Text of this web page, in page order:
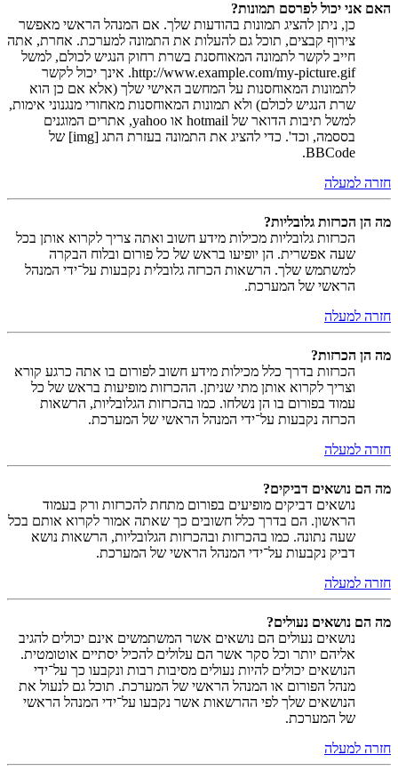
האם אני יכול לפרסם תמונות?
כן, ניתן להציג תמונות בהודעות שלך. אם המנהל הראשי מאפשר
צירוף קבצים, תוכל גם להעלות את התמונה למערכת. אחרת, אתה
חייב לקשר לתמונה המאוחסנת בשרת רחוק הנגיש לכולם, למשל
http://www.example.com/my-picture.gif. אינך יכול לקשר
לתמונות המאוחסנות על המחשב האישי שלך (אלא אם כן הוא
שרת הנגיש לכולם) ולא תמונות המאוחסנות מאחורי מנגנוני אימות,
למשל תיבות הדואר של hotmail או yahoo, אתרים המוגנים
בססמה, וכד'. כדי להציג את התמונה בעזרת התג [img] של
BBCode.
חזרה למעלה
מה הן הכרזות גלובליות?
הכרזות גלובליות מכילות מידע חשוב ואתה צריך לקרוא אותן בכל
שעה אפשרית. הן יופיעו בראש של כל פורום ובלוח הבקרה
למשתמש שלך. הרשאות הכרזה גלובלית נקבעות על־ידי המנהל
הראשי של המערכת.
חזרה למעלה
מה הן הכרזות?
הכרזות בדרך כלל מכילות מידע חשוב לפורום בו אתה כרגע קורא
וצריך לקרוא אותן מתי שניתן. ההכרזות מופיעות בראש של כל
עמוד בפורום בו הן נשלחו. כמו בהכרזות הגלובליות, הרשאות
הכרזה נקבעות על־ידי המנהל הראשי של המערכת.
חזרה למעלה
מה הם נושאים דביקים?
נושאים דביקים מופיעים בפורום מתחת להכרזות ורק בעמוד
הראשון. הם בדרך כלל חשובים כך שאתה אמור לקרוא אותם בכל
שעה נתונה. כמו בהכרזות ובהכרזות הגלובליות, הרשאות נושא
דביק נקבעות על־ידי המנהל הראשי של המערכת.
חזרה למעלה
מה הם נושאים נעולים?
נושאים נעולים הם נושאים אשר המשתמשים אינם יכולים להגיב
אליהם יותר וכל סקר אשר הם עלולים להכיל יסתיים אוטומטית.
הנושאים יכולים להיות נעולים מסיבות רבות ונקבעו כך על־ידי
מנהל הפורום או המנהל הראשי של המערכת. תוכל גם לנעול את
הנושאים שלך לפי ההרשאות אשר נקבעו על־ידי המנהל הראשי
של המערכת.
חזרה למעלה